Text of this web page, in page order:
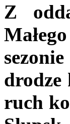
Z
drodze
ruch